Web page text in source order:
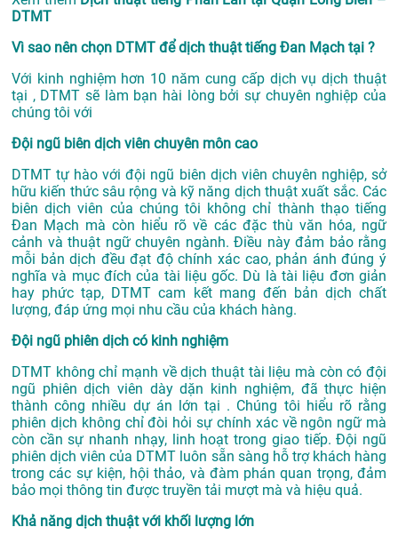
DTMT
Vì sao nên chọn DTMT để dịch thuật tiếng Đan Mạch tại ?
Với kinh nghiệm hơn 10 năm cung cấp dịch vụdịch thuật
tại , DTMT sẽ làm bạn hài lòng bởi sự chuyên nghiệp của
chúng tôi với
Đội ngũ biên dịch viên chuyên môn cao
DTMT tự hào với đội ngũ biên dịch viên chuyên nghiệp, sở
hữu kiến thức sâu rộng và kỹ năng dịch thuật xuất sắc. Các
biên dịch viên của chúng tôi không chỉ thành thạo tiếng
Đan Mạch mà còn hiểu rõ về các đặc thù văn hóa, ngữ
cảnh và thuật ngữ chuyên ngành. Điều này đảm bảo rằng
mỗi bản dịch đều đạt độ chính xác cao, phản ánh đúng ý
nghĩa và mục đích của tài liệu gốc. Dù là tài liệu đơn giản
hay phức tạp, DTMT cam kết mang đến bản dịch chất
lượng, đáp ứng mọi nhu cầu của khách hàng.
Đội ngũ phiên dịch có kinh nghiệm
DTMT không chỉ mạnh về dịch thuật tài liệu mà còn có đội
ngũ phiên dịch viên dày dặn kinh nghiệm, đã thực hiện
thành công nhiều dự án lớn tại . Chúng tôi hiểu rõ rằng
phiên dịch không chỉ đòi hỏi sự chính xác về ngôn ngữ mà
còn cần sự nhanh nhạy, linh hoạt trong giao tiếp. Đội ngũ
phiên dịch viên của DTMT luôn sẵn sàng hỗ trợ khách hàng
trong các sự kiện, hội thảo, và đàm phán quan trọng, đảm
bảo mọi thông tin được truyền tải mượt mà và hiệu quả.
Khả năng dịch thuật với khối lượng lớn